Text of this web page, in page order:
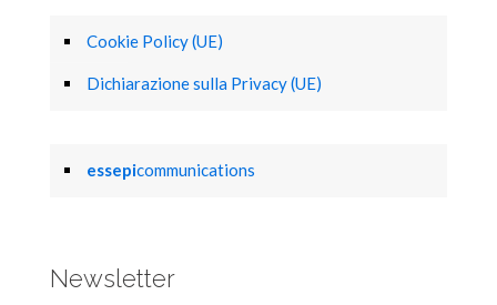
Cookie Policy (UE)
Dichiarazione sulla Privacy (UE)
essepicommunications
Newsletter